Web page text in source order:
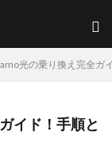
光の乗り換え完全ガ
イド！手順と